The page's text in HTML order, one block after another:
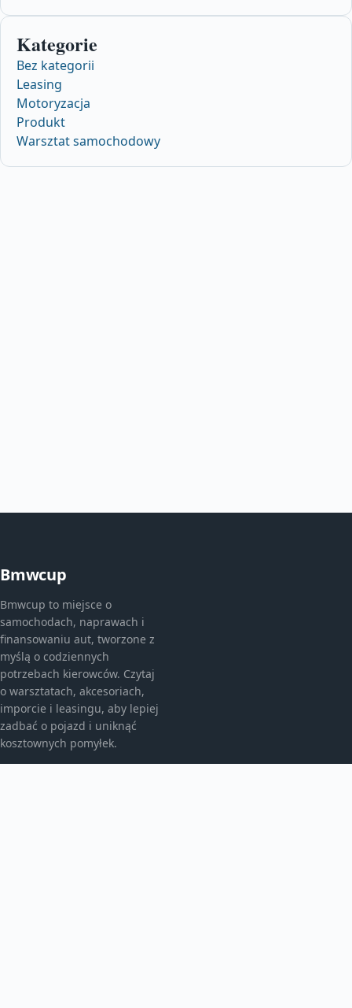
Kategorie
Bez kategorii
Leasing
Motoryzacja
Produkt
Warsztat samochodowy
Bmwcup
Bmwcup to miejsce o
samochodach, naprawach i
finansowaniu aut, tworzone z
myślą o codziennych
potrzebach kierowców. Czytaj
o warsztatach, akcesoriach,
imporcie i leasingu, aby lepiej
zadbać o pojazd i uniknąć
kosztownych pomyłek.